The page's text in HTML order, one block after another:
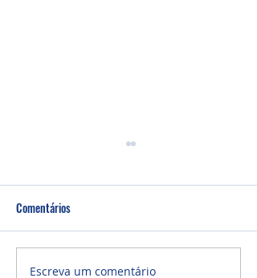
Comentários
Escreva um comentário